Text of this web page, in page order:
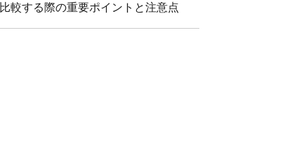
比較する際の重要ポイントと注意点